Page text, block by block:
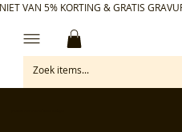
VAN 5% KORTING & GRATIS